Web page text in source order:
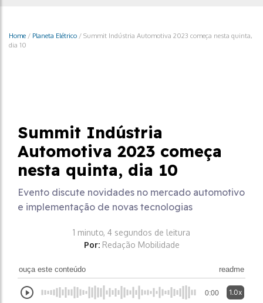
Home / Planeta Elétrico / Summit Indústria Automotiva 2023 começa nesta quinta,
dia 10
Summit Indústria
Automotiva 2023 começa
nesta quinta, dia 10
Evento discute novidades no mercado automotivo
e implementação de novas tecnologias
1 minuto, 4 segundos de leitura
Por: Redação Mobilidade
ouça este conteúdo readme
0:00 1.0x